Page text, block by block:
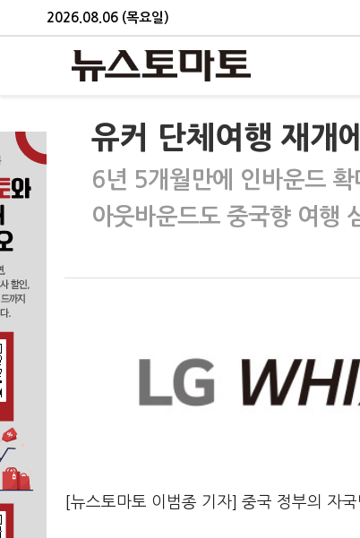
2026.08.06 (목요일)
유커 단체여행 재개
6년 5개월만에 인바운드
아웃바운드도 중국향 여행
[뉴스토마토 이범종 기자] 중국 정부의 자